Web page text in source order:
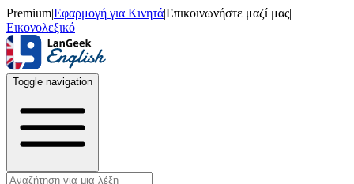
Premium|Εφαρμογή για Κινητά|Επικοινωνήστε μαζί μας|
Εικονολεξικό
Toggle navigation